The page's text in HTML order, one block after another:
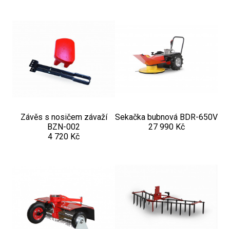
Závěs s nosičem závaží
BZN-002
4 720 Kč
Sekačka bubnová BDR-650V
27 990 Kč